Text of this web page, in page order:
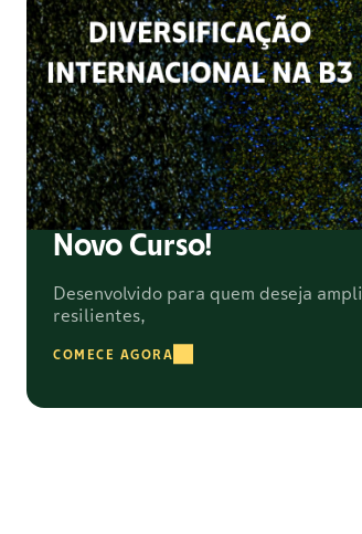
Novo Curso!
Desenvolvido para quem deseja
resilientes,
COMECE AGORA